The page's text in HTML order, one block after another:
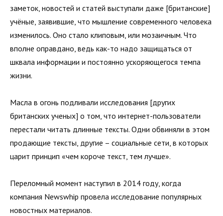
заметок, новостей и статей выступали даже [британские]
учёные, заявившие, что мышление современного человека
изменилось. Оно стало клиповым, или мозаичным. Что
вполне оправдано, ведь как-то надо защищаться от
шквала информации и постоянно ускоряющегося темпа
жизни.
Масла в огонь подливали исследования [других
британских ученых] о том, что интернет-пользователи
перестали читать длинные тексты. Одни обвиняли в этом
продающие тексты, другие – социальные сети, в которых
царит принцип «чем короче текст, тем лучше».
Переломный момент наступил в 2014 году, когда
компания Newswhip провела исследование популярных
новостных материалов.